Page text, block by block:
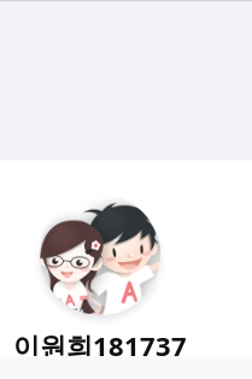
이원희181737